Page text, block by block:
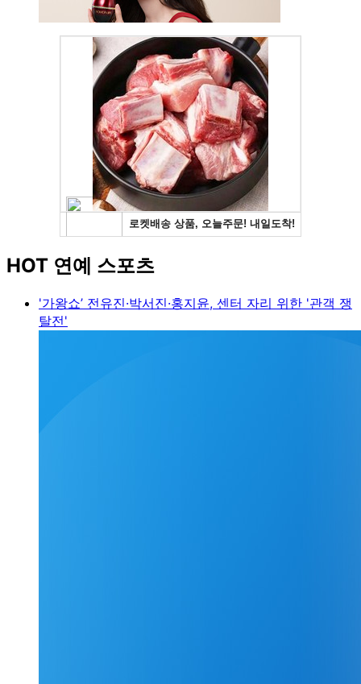
HOT 연예 스포츠
'가왕쇼’ 전유진·박서진·홍지윤, 센터 자리 위한 '관객 쟁
탈전'